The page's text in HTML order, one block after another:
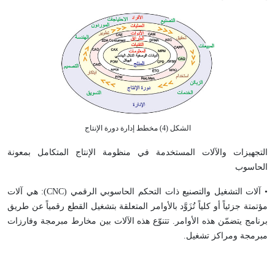
الشكل (4) مخطط إدارة دورة الإنتاج
التجهيزات والآلات المستخدمة في منظومة الإنتاج المتكامل بمعونة
الحاسوب
• آلات التشغيل والتصنيع ذات التحكم الحاسوبي الرقمي (CNC): هي آلات
مؤتمتة جزئياً أو كلياً تُزَوَّد بالأوامر المتعلقة بتشغيل القطع رقمياً عن طريق
برنامج يتضمّن هذه الأوامر. تتنوّع هذه الآلات بين مخارط مبرمجة وفارزات
مبرمجة ومراكز تشغيل.